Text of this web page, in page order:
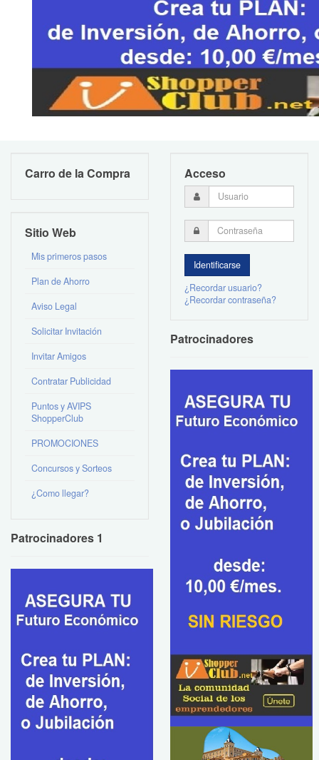
Carro de la Compra
Sitio Web
Mis primeros pasos
Plan de Ahorro
Aviso Legal
Solicitar Invitación
Invitar Amigos
Contratar Publicidad
Puntos y AVIPS
ShopperClub
PROMOCIONES
Concursos y Sorteos
¿Como llegar?
Patrocinadores 1
Acceso
¿Recordar usuario?
¿Recordar contraseña?
Patrocinadores